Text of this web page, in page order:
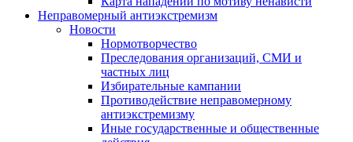
Неправомерный антиэкстремизм
Новости
Нормотворчество
Преследования организаций, СМИ и
частных лиц
Избирательные кампании
Противодействие неправомерному
антиэкстремизму
Иные государственные и общественные